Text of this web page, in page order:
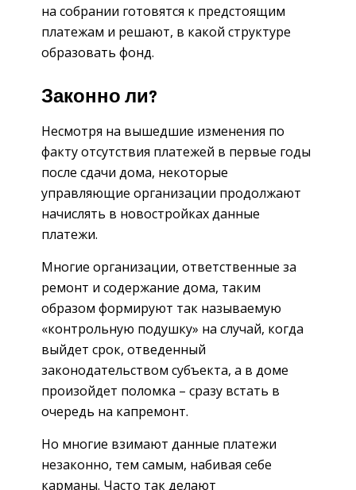
на собрании готовятся к предстоящим
платежам и решают, в какой структуре
образовать фонд.
Законно ли?
Несмотря на вышедшие изменения по
факту отсутствия платежей в первые годы
после сдачи дома, некоторые
управляющие организации продолжают
начислять в новостройках данные
платежи.
Многие организации, ответственные за
ремонт и содержание дома, таким
образом формируют так называемую
«контрольную подушку» на случай, когда
выйдет срок, отведенный
законодательством субъекта, а в доме
произойдет поломка – сразу встать в
очередь на капремонт.
Но многие взимают данные платежи
незаконно, тем самым, набивая себе
карманы. Часто так делают